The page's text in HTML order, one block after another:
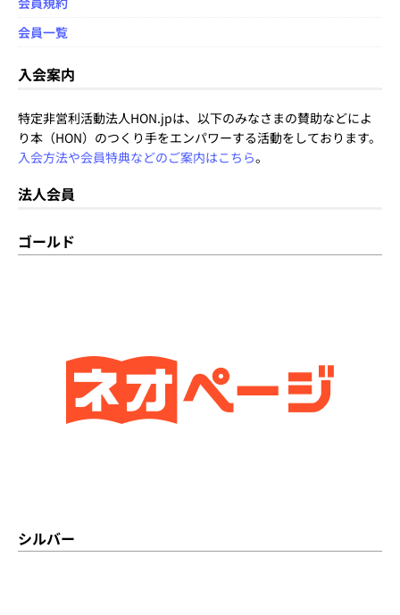
会員一覧
入会案内
特定非営利活動法人HON.jpは、以下のみなさまの賛助などによ
り本（HON）のつくり手をエンパワーする活動をしております。
入会方法や会員特典などのご案内はこちら。
法人会員
ゴールド
シルバー